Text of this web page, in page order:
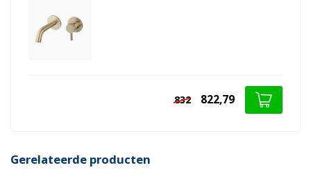
832 822,79
Gerelateerde producten